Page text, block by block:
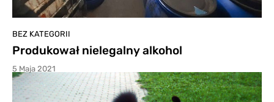
BEZ KATEGORII
Produkował nielegalny alkohol
5 Maja 2021